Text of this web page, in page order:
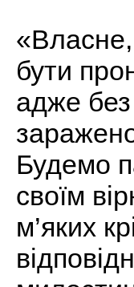
бути
адже без
Будемо
своїм
м’яких